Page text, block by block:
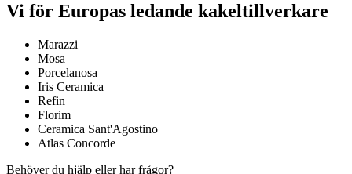
Vi för Europas ledande kakeltillverkare
Marazzi
Mosa
Porcelanosa
Iris Ceramica
Refin
Florim
Ceramica Sant'Agostino
Atlas Concorde
Behöver du hjälp eller har frågor?